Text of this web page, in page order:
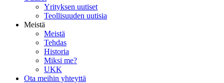
Yrityksen uutiset
Teollisuuden uutisia
Meistä
Meistä
Tehdas
Historia
Miksi me?
UKK
Ota meihin yhteyttä